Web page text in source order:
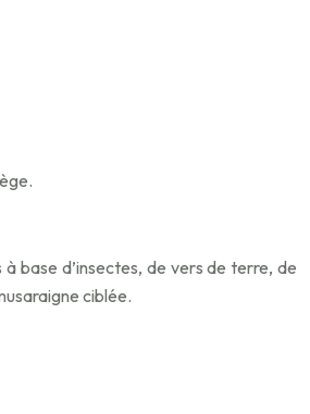
base d’insectes, de vers de terre, de
ciblée.